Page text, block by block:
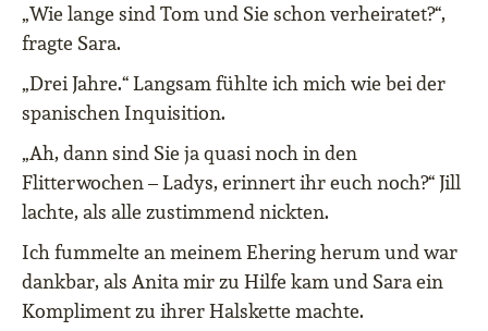
„Wie lange sind Tom und Sie schon verheiratet?“,
fragte Sara.
„Drei Jahre.“ Langsam fühlte ich mich wie bei der
spanischen Inquisition.
„Ah, dann sind Sie ja quasi noch in den
Flitterwochen – Ladys, erinnert ihr euch noch?“ Jill
lachte, als alle zustimmend nickten.
Ich fummelte an meinem Ehering herum und war
dankbar, als Anita mir zu Hilfe kam und Sara ein
Kompliment zu ihrer Halskette machte.